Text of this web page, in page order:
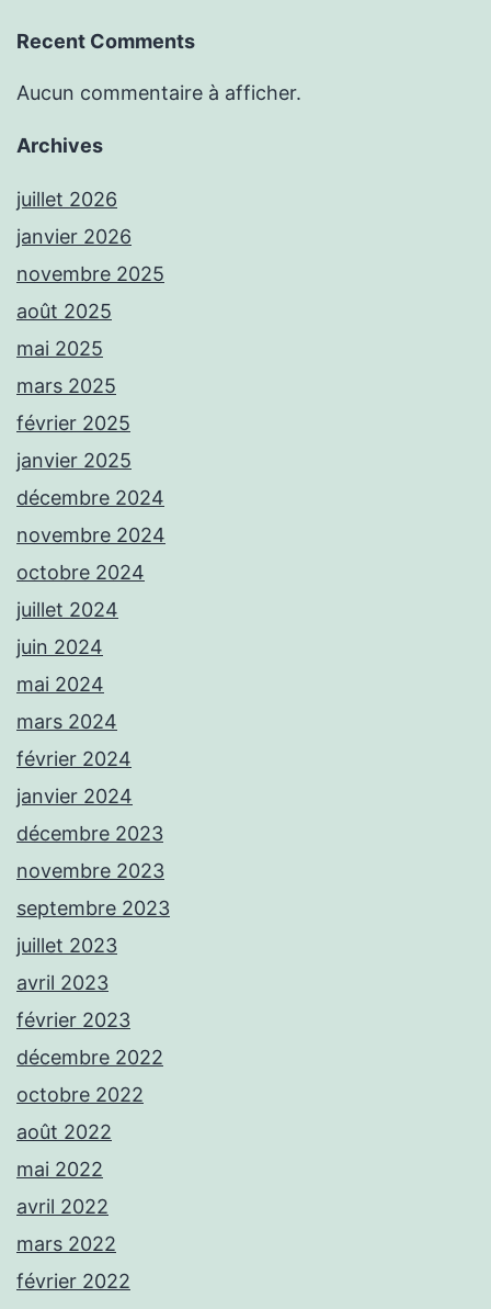
Recent Comments
Aucun commentaire à afficher.
Archives
juillet 2026
janvier 2026
novembre 2025
août 2025
mai 2025
mars 2025
février 2025
janvier 2025
décembre 2024
novembre 2024
octobre 2024
juillet 2024
juin 2024
mai 2024
mars 2024
février 2024
janvier 2024
décembre 2023
novembre 2023
septembre 2023
juillet 2023
avril 2023
février 2023
décembre 2022
octobre 2022
août 2022
mai 2022
avril 2022
mars 2022
février 2022